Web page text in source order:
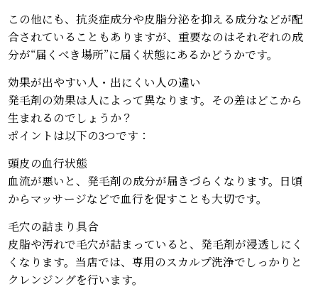
この他にも、抗炎症成分や皮脂分泌を抑える成分などが配
合されていることもありますが、重要なのはそれぞれの成
分が“届くべき場所”に届く状態にあるかどうかです。
効果が出やすい人・出にくい人の違い
発毛剤の効果は人によって異なります。その差はどこから
生まれるのでしょうか？
ポイントは以下の3つです：
頭皮の血行状態
血流が悪いと、発毛剤の成分が届きづらくなります。日頃
からマッサージなどで血行を促すことも大切です。
毛穴の詰まり具合
皮脂や汚れで毛穴が詰まっていると、発毛剤が浸透しにく
くなります。当店では、専用のスカルプ洗浄でしっかりと
クレンジングを行います。